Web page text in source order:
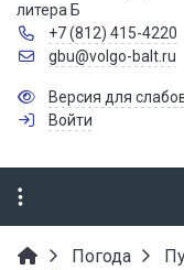
литера Б
+7 (812) 415-4220
gbu@volgo-balt.ru
Версия для
Войти
Погода